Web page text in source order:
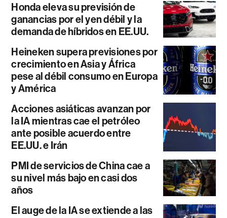
Honda eleva su previsión de
ganancias por el yen débil y la
demanda de híbridos en EE.UU.
Heineken supera previsiones por
crecimiento en Asia y África
pese al débil consumo en Europa
y América
Acciones asiáticas avanzan por
la IA mientras cae el petróleo
ante posible acuerdo entre
EE.UU. e Irán
PMI de servicios de China cae a
su nivel más bajo en casi dos
años
El auge de la IA se extiende a las